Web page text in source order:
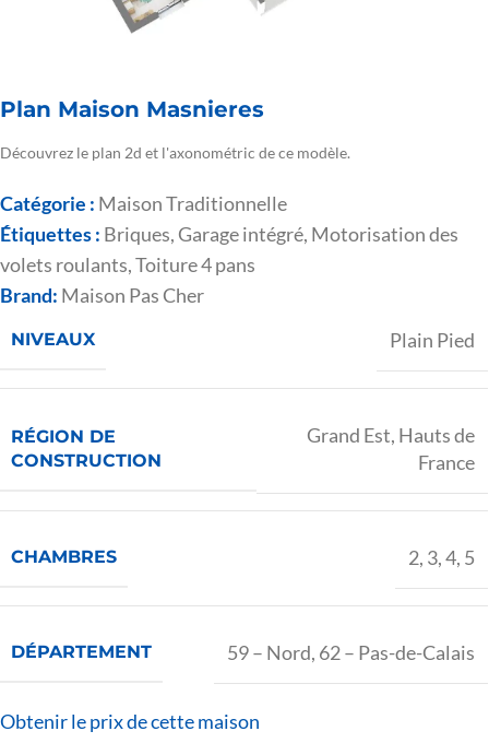
Plan Maison Masnieres
Découvrez le plan 2d et l'axonométric de ce modèle.
Catégorie : Maison Traditionnelle
Étiquettes : Briques, Garage intégré, Motorisation des
volets roulants,Toiture 4 pans
Brand: Maison Pas Cher
NIVEAUX Plain Pied
RÉGION DE
CONSTRUCTION
Grand Est, Hauts de
France
CHAMBRES 2, 3,4, 5
DÉPARTEMENT 59 – Nord, 62 – Pas-de-Calais
Obtenir le prix de cette maison